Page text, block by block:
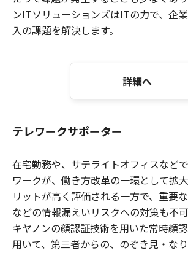
ンITソリューションズはITの力で、企
入の課題を解決します。
詳細へ
テレワークサポーター
在宅勤務や、サテライトオフィスなど
ワークが、働き方改革の一環として拡
リットが高く評価される一方で、重要
などの情報漏えいリスクへの対策も不可
キヤノンの顔認証技術を用いた常時顔
用いて、第三者からの、のぞき見・な